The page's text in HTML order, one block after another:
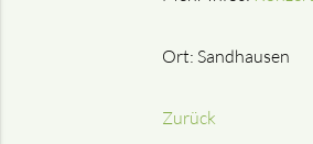
Ort: Sandhausen
Zurück